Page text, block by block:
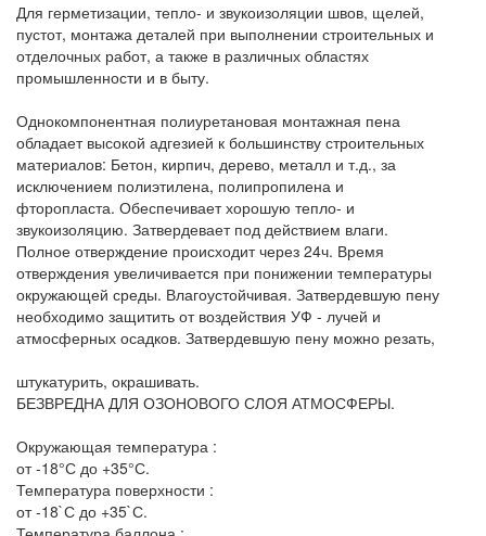
Для герметизации, тепло- и звукоизоляции швов, щелей,
пустот, монтажа деталей при выполнении строительных и
отделочных работ, а также в различных областях
промышленности и в быту.
Однокомпонентная полиуретановая монтажная пена
обладает высокой адгезией к большинству строительных
материалов: Бетон, кирпич, дерево, металл и т.д., за
исключением полиэтилена, полипропилена и
фторопласта. Обеспечивает хорошую тепло- и
звукоизоляцию. Затвердевает под действием влаги.
Полное отверждение происходит через 24ч. Время
отверждения увеличивается при понижении температуры
окружающей среды. Влагоустойчивая. Затвердевшую пену
необходимо защитить от воздействия УФ - лучей и
атмосферных осадков. Затвердевшую пену можно резать,
штукатурить, окрашивать.
БЕЗВРЕДНА ДЛЯ ОЗОНОВОГО СЛОЯ АТМОСФЕРЫ.
Окружающая температура :
от -18°С до +35°С.
Температура поверхности :
от -18`С до +35`С.